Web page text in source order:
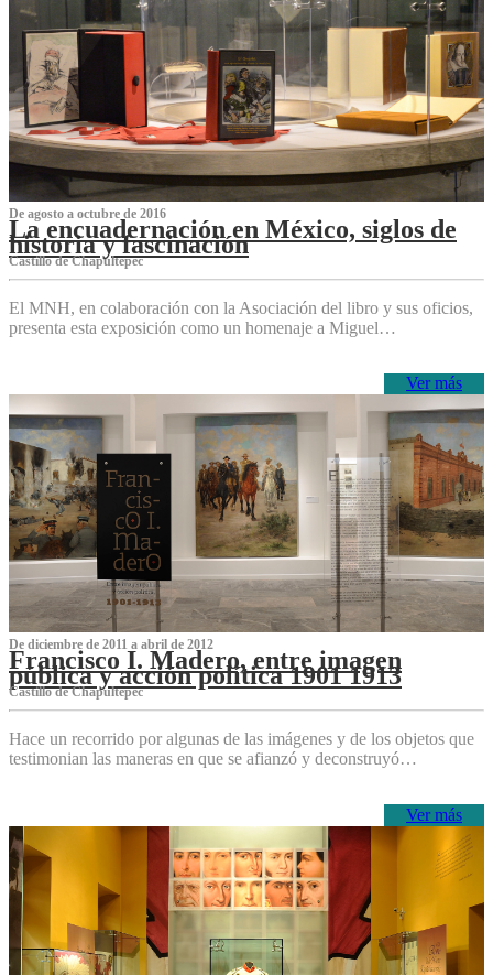
De agosto a octubre de 2016
La encuadernación en México, siglos de
historia y fascinación
Castillo de Chapultepec
El MNH, en colaboración con la Asociación del libro y sus oficios,
presenta esta exposición como un homenaje a Miguel…
Ver más
De diciembre de 2011 a abril de 2012
Francisco I. Madero, entre imagen
pública y acción política 1901 1913
Castillo de Chapultepec
Hace un recorrido por algunas de las imágenes y de los objetos que
testimonian las maneras en que se afianzó y deconstruyó…
Ver más